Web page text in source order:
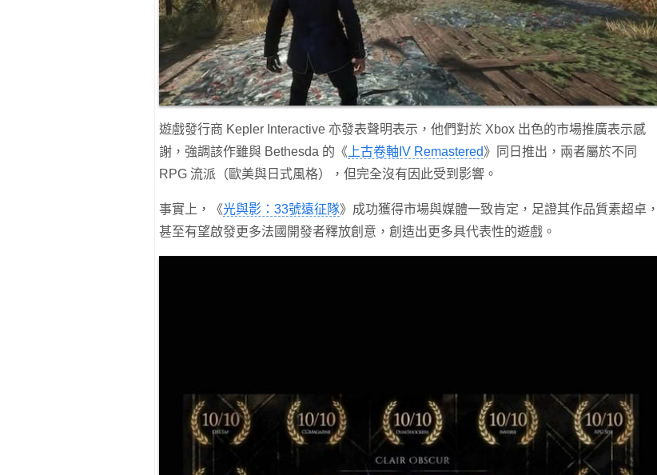
遊戲發行商 Kepler Interactive 亦發表聲明表示，他們對於 Xbox 出色的市場推廣表示感
謝，強調該作雖與 Bethesda 的《 上古卷軸IV Remastered》同日推出，兩者屬於不同
RPG 流派（歐美與日式風格），但完全沒有因此受到影響。
事實上，《光與影：33號遠征隊》成功獲得市場與媒體一致肯定，足證其作品質素超卓，
甚至有望啟發更多法國開發者釋放創意，創造出更多具代表性的遊戲。